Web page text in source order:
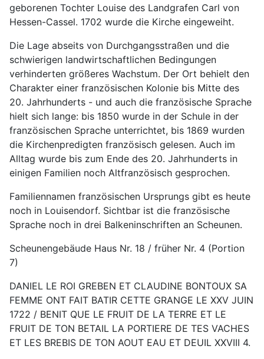
geborenen Tochter Louise des Landgrafen Carl von
Hessen-Cassel. 1702 wurde die Kirche eingeweiht.
Die Lage abseits von Durchgangsstraßen und die
schwierigen landwirtschaftlichen Bedingungen
verhinderten größeres Wachstum. Der Ort behielt den
Charakter einer französischen Kolonie bis Mitte des
20. Jahrhunderts - und auch die französische Sprache
hielt sich lange: bis 1850 wurde in der Schule in der
französischen Sprache unterrichtet, bis 1869 wurden
die Kirchenpredigten französisch gelesen. Auch im
Alltag wurde bis zum Ende des 20. Jahrhunderts in
einigen Familien noch Altfranzösisch gesprochen.
Familiennamen französischen Ursprungs gibt es heute
noch in Louisendorf. Sichtbar ist die französische
Sprache noch in drei Balkeninschriften an Scheunen.
Scheunengebäude Haus Nr. 18 / früher Nr. 4 (Portion
7)
DANIEL LE ROI GREBEN ET CLAUDINE BONTOUX SA
FEMME ONT FAIT BATIR CETTE GRANGE LE XXV JUIN
1722 / BENIT QUE LE FRUIT DE LA TERRE ET LE
FRUIT DE TON BETAIL LA PORTIERE DE TES VACHES
ET LES BREBIS DE TON AOUT EAU ET DEUIL XXVIII 4.